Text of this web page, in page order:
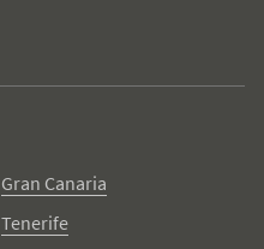
Gran Canaria
Tenerife